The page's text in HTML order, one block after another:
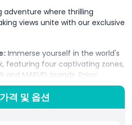
adventure where thrilling
views unite with our exclusive
Immerse yourself in the world's
featuring four captivating zones,
MARVEL brands. Enjoy
coasters, awe-inspiring
promising an unforgettable
for all ages.
격 및 옵션